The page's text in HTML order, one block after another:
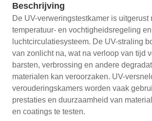
Beschrijving
De UV-verweringstestkamer is uitgerust
temperatuur- en vochtigheidsregeling
luchtcirculatiesysteem. De UV-straling
van zonlicht na, wat na verloop van tijd
barsten, verbrossing en andere
materialen kan veroorzaken. UV-
verouderingskamers worden vaak
prestaties en duurzaamheid van
en coatings te testen.